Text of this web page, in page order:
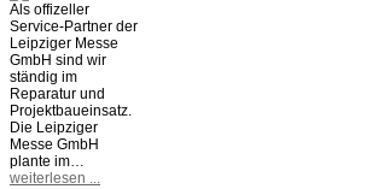
Als offizeller
Service-Partner der
Leipziger Messe
GmbH sind wir
ständig im
Reparatur und
Projektbaueinsatz.
Die Leipziger
Messe GmbH
plante im…
weiterlesen ...